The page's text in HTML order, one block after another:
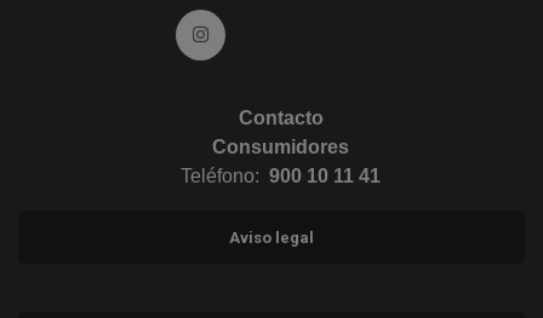
Ir a Instagram (abre en ventana nueva)
Contacto
Consumidores
Teléfono: 900 10 11 41
Aviso legal